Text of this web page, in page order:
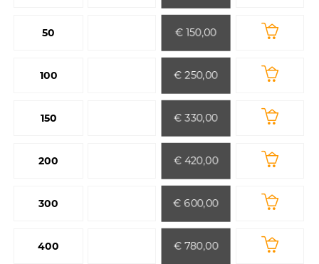
50 € 150,00
100 € 250,00
150 € 330,00
200 € 420,00
300 € 600,00
400 € 780,00